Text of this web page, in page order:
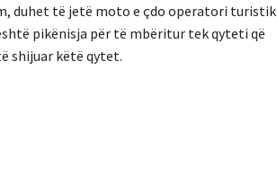
duhet të jetë moto e çdo operatori turistik
pikënisja për të mbëritur tek qyteti që
shijuar këtë qytet.